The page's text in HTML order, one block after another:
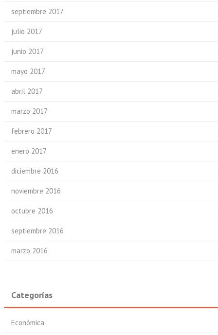
septiembre 2017
julio 2017
junio 2017
mayo 2017
abril 2017
marzo 2017
febrero 2017
enero 2017
diciembre 2016
noviembre 2016
octubre 2016
septiembre 2016
marzo 2016
Categorías
Económica